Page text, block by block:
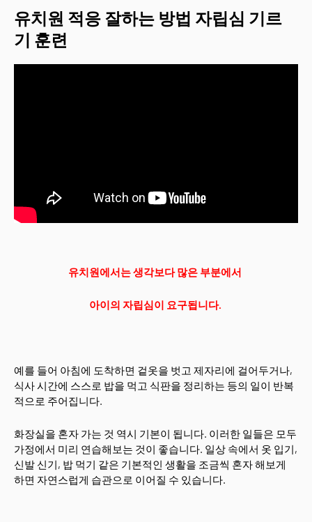
유치원 적응 잘하는 방법 자립심 기르
기 훈련
유치원에서는 생각보다 많은 부분에서
아이의 자립심이 요구됩니다.
예를 들어 아침에 도착하면 겉옷을 벗고 제자리에 걸어두거나,
식사 시간에 스스로 밥을 먹고 식판을 정리하는 등의 일이 반복
적으로 주어집니다.
화장실을 혼자 가는 것 역시 기본이 됩니다. 이러한 일들은 모두
가정에서 미리 연습해보는 것이 좋습니다. 일상 속에서 옷 입기,
신발 신기, 밥 먹기 같은 기본적인 생활을 조금씩 혼자 해보게
하면 자연스럽게 습관으로 이어질 수 있습니다.